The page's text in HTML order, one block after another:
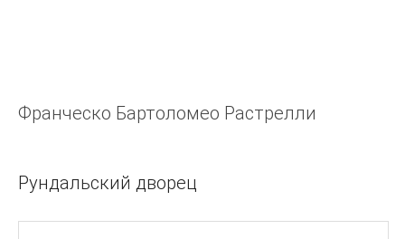
Франческо Бартоломео Растрелли
Рундальский дворец